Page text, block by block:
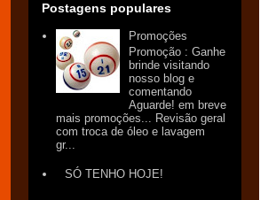
Postagens populares
Promoções
Promoção : Ganhe
brinde visitando
nosso blog e
comentando
Aguarde! em breve
mais promoções... Revisão geral
com troca de óleo e lavagem
gr...
SÓ TENHO HOJE!